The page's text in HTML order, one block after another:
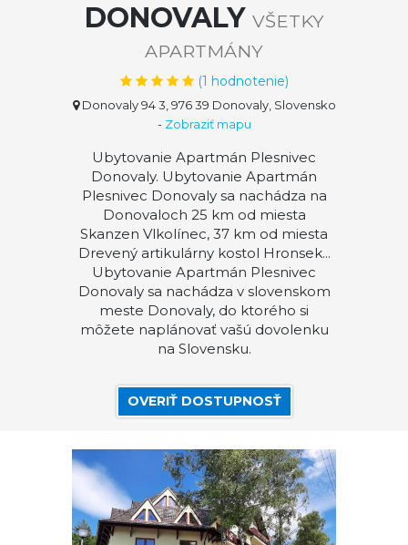
DONOVALY VŠETKY
APARTMÁNY
(1 hodnotenie)
Donovaly 94 3, 976 39 Donovaly, Slovensko
- Zobraziť mapu
Ubytovanie Apartmán Plesnivec
Donovaly. Ubytovanie Apartmán
Plesnivec Donovaly sa nachádza na
Donovaloch 25 km od miesta
Skanzen Vlkolínec, 37 km od miesta
Drevený artikulárny kostol Hronsek...
Ubytovanie Apartmán Plesnivec
Donovaly sa nachádza v slovenskom
meste Donovaly, do ktorého si
môžete naplánovať vašú dovolenku
na Slovensku.
OVERIŤ DOSTUPNOSŤ